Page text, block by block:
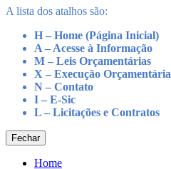
A lista dos atalhos são:
H – Home (Página Inicial)
A – Acesse à Informação
M – Leis Orçamentárias
X – Execução Orçamentária
N – Contato
I – E-Sic
L – Licitações e Contratos
Fechar
Home